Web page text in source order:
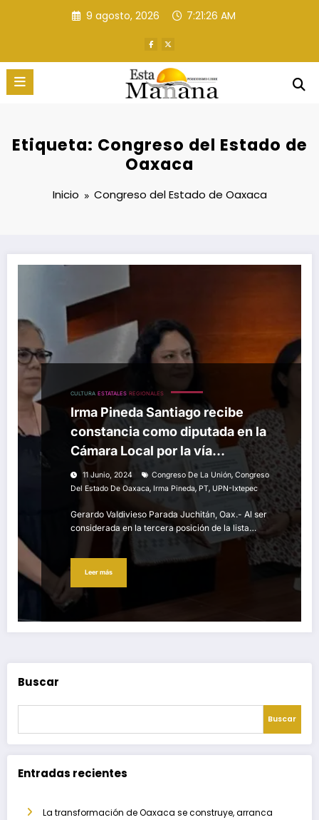
9 agosto, 2026 7:21:26 AM
Etiqueta: Congreso del Estado de
Oaxaca
Inicio Congreso del Estado de Oaxaca
CULTURA ESTATALES REGIONALES
Irma Pineda Santiago recibe
constancia como diputada en la
Cámara Local por la vía
plurinominal
11 Junio, 2024 Congreso De La Unión, Congreso
Del Estado De Oaxaca, Irma Pineda, PT, UPN-Ixtepec
Gerardo Valdivieso Parada Juchitán, Oax.- Al ser
considerada en la tercera posición de la lista…
Leer más
Buscar
Buscar
Entradas recientes
La transformación de Oaxaca se construye, arranca